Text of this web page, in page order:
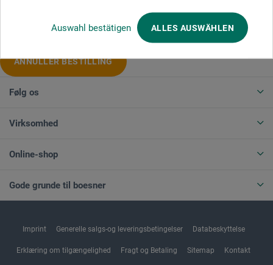
Auswahl bestätigen ALLES AUSWÄHLEN
ANNULLER BESTILLING
Følg os
Virksomhed
Online-shop
Gode grunde til boesner
Imprint Generelle salgs-og leveringsbetingelser Databeskyttelse
Erklæring om tilgængelighed Fragt og Betaling Sitemap Kontakt